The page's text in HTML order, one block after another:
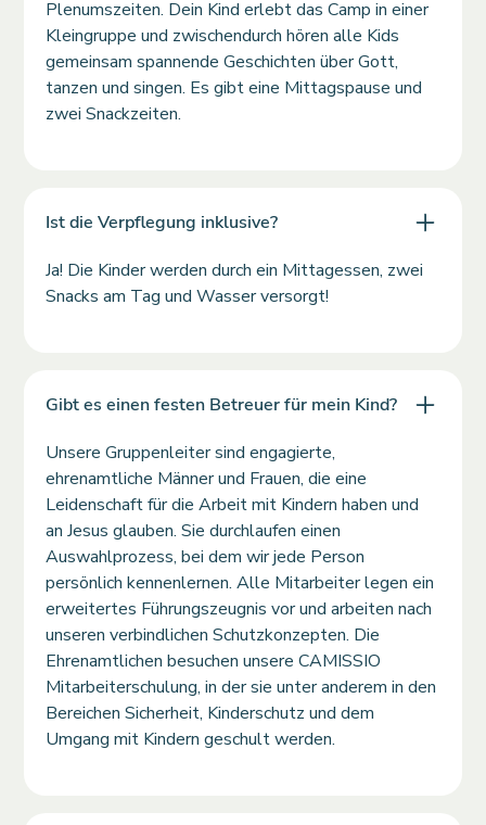
Plenumszeiten. Dein Kind erlebt das Camp in einer
Kleingruppe und zwischendurch hören alle Kids
gemeinsam spannende Geschichten über Gott,
tanzen und singen. Es gibt eine Mittagspause und
zwei Snackzeiten.
Ist die Verpflegung inklusive?
Ja! Die Kinder werden durch ein Mittagessen, zwei
Snacks am Tag und Wasser versorgt!
Gibt es einen festen Betreuer für mein Kind?
Unsere Gruppenleiter sind engagierte,
ehrenamtliche Männer und Frauen, die eine
Leidenschaft für die Arbeit mit Kindern haben und
an Jesus glauben. Sie durchlaufen einen
Auswahlprozess, bei dem wir jede Person
persönlich kennenlernen. Alle Mitarbeiter legen ein
erweitertes Führungszeugnis vor und arbeiten nach
unseren verbindlichen Schutzkonzepten. Die
Ehrenamtlichen besuchen unsere CAMISSIO
Mitarbeiterschulung, in der sie unter anderem in den
Bereichen Sicherheit, Kinderschutz und dem
Umgang mit Kindern geschult werden.